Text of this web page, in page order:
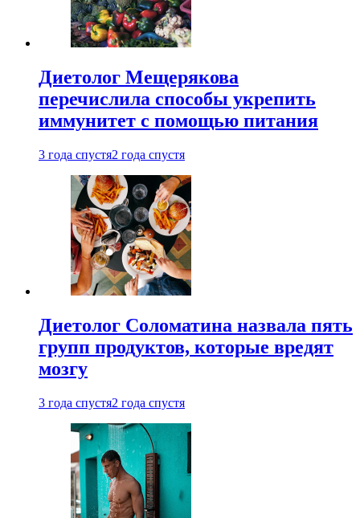
Диетолог Мещерякова
перечислила способы укрепить
иммунитет с помощью питания
3 года спустя2 года спустя
Диетолог Соломатина назвала пять
групп продуктов, которые вредят
мозгу
3 года спустя2 года спустя